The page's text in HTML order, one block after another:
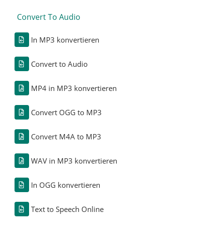
Convert To Audio
In MP3 konvertieren
Convert to Audio
MP4 in MP3 konvertieren
Convert OGG to MP3
Convert M4A to MP3
WAV in MP3 konvertieren
In OGG konvertieren
Text to Speech Online